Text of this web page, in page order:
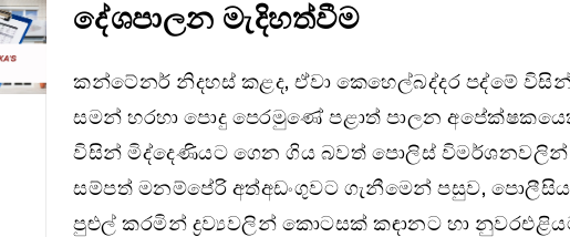
දේශපාලන මැදිහත්වීම
කන්ටේනර් නිදහස් කළද, ඒවා කෙහෙල්බද්දර පද්මේ
සමන් හරහා පොදු පෙරමුණේ පළාත් පාලන
විසින් මිද්දෙණියට ගෙන ගිය බවත් පොලිස් විමර්ශනවලින්
සම්පත් මනම්පේරි අත්අඩංගුවට ගැනීමෙන් පසුව,
පුළුල් කරමින් ද්‍රව්‍යවලින් කොටසක් කඳානට හා